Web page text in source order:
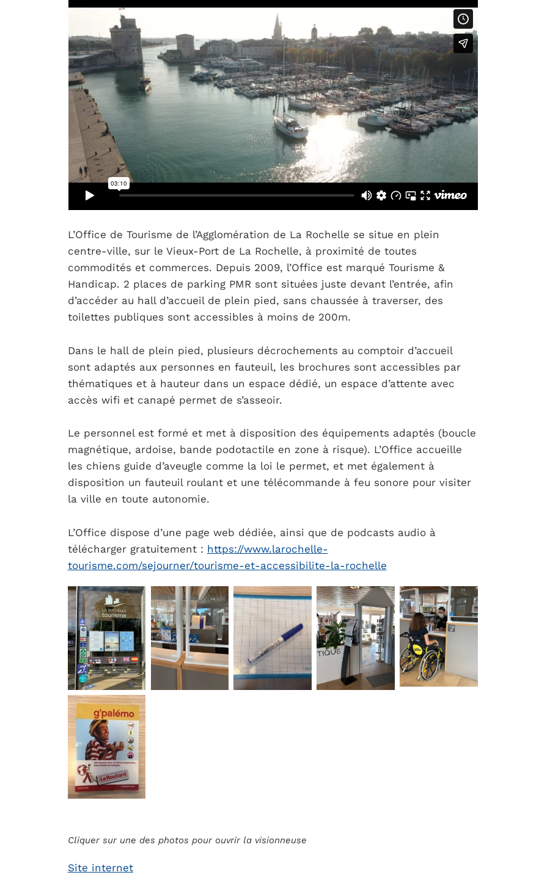
L’Office de Tourisme de l’Agglomération de La Rochelle se situe en plein
centre-ville, sur le Vieux-Port de La Rochelle, à proximité de toutes
commodités et commerces. Depuis 2009, l’Office est marqué Tourisme &
Handicap. 2 places de parking PMR sont situées juste devant l’entrée, afin
d’accéder au hall d’accueil de plein pied, sans chaussée à traverser, des
toilettes publiques sont accessibles à moins de 200m.
Dans le hall de plein pied, plusieurs décrochements au comptoir d’accueil
sont adaptés aux personnes en fauteuil, les brochures sont accessibles par
thématiques et à hauteur dans un espace dédié, un espace d’attente avec
accès wifi et canapé permet de s’asseoir.
Le personnel est formé et met à disposition des équipements adaptés (boucle
magnétique, ardoise, bande podotactile en zone à risque). L’Office accueille
les chiens guide d’aveugle comme la loi le permet, et met également à
disposition un fauteuil roulant et une télécommande à feu sonore pour visiter
la ville en toute autonomie.
L’Office dispose d’une page web dédiée, ainsi que de podcasts audio à
télécharger gratuitement : https://www.larochelle-
tourisme.com/sejourner/tourisme-et-accessibilite-la-rochelle
Cliquer sur une des photos pour ouvrir la visionneuse
Site internet